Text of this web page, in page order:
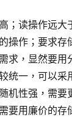
；读操作远大
操作；要求存
求，显然要用
统一，可以采
机性强，需要
要用廉价的存